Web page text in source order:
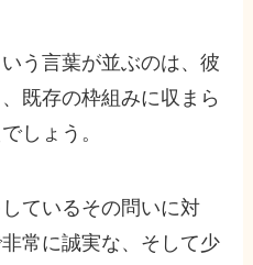
う言葉が並ぶのは、彼
既存の枠組みに収まら
しょう。
ているその問いに対
常に誠実な、そして少